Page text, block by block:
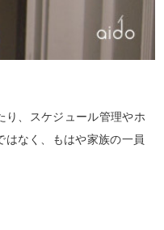
り、スケジュール管理やホ
なく、もはや家族の一員